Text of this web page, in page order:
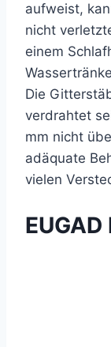
aufweist,
nicht
einem
Die
verdrahtet
mm nicht
adäquate
vielen